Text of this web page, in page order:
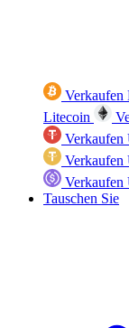
Verkaufen
Litecoin
Verkaufen
Tauschen Sie